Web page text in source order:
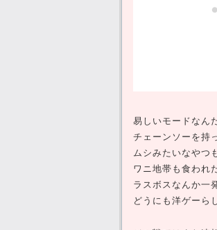
易しいモードなん
チェーンソーを持
ムシみたいなやつ
ワニ地帯も食われ
ラスボスなんか一
どうにも洋ゲーら